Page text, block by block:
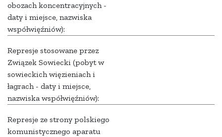
obozach koncentracyjnych -
daty i miejsce, nazwiska
współwięźniów):
Represje stosowane przez
Związek Sowiecki (pobyt w
sowieckich więzieniach i
łagrach - daty i miejsce,
nazwiska współwięźniów):
Represje ze strony polskiego
komunistycznego aparatu